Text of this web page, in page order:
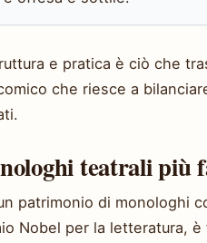
e pratica è ciò che
che riesce a
teatrali più
patrimonio di monologhi
Nobel per la letteratura,